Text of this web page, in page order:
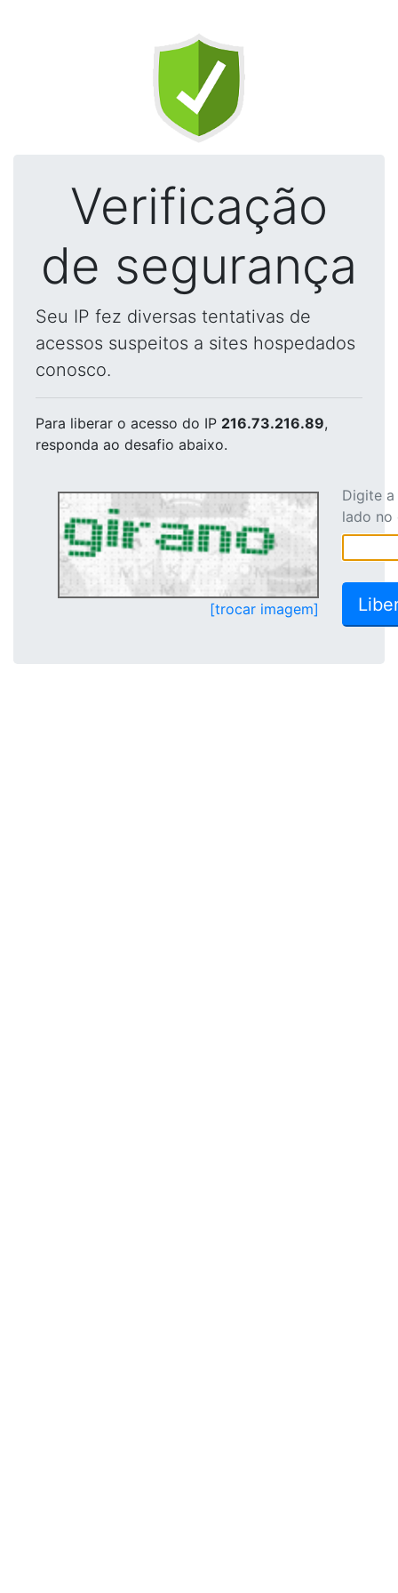
Verificação
de segurança
Seu IP fez diversas tentativas de
acessos suspeitos a sites hospedados
conosco.
Para liberar o acesso do IP 216.73.216.89,
responda ao desafio abaixo.
[trocar imagem]
Digite
lado no